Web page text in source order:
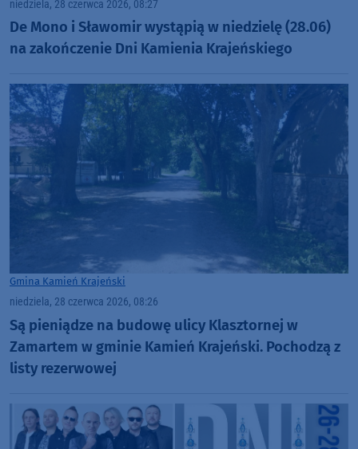
niedziela, 28 czerwca 2026, 08:27
De Mono i Sławomir wystąpią w niedzielę (28.06)
na zakończenie Dni Kamienia Krajeńskiego
Gmina Kamień Krajeński
niedziela, 28 czerwca 2026, 08:26
Są pieniądze na budowę ulicy Klasztornej w
Zamartem w gminie Kamień Krajeński. Pochodzą z
listy rezerwowej